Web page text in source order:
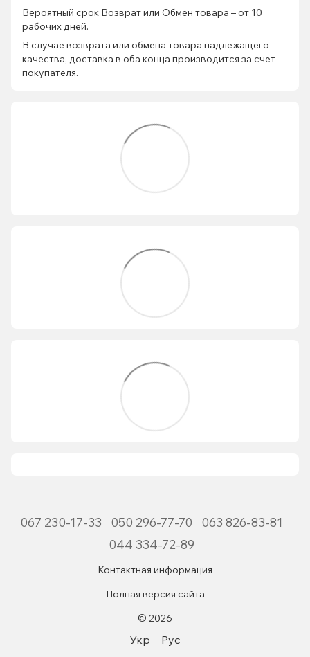
Вероятный срок Возврат или Обмен товара – от 10
рабочих дней.
В случае возврата или обмена товара надлежащего
качества, доставка в оба конца производится за счет
покупателя.
067 230-17-33 050 296-77-70
063 826-83-81
044 334-72-89
Контактная информация
Полная версия сайта
© 2026
Укр Рус